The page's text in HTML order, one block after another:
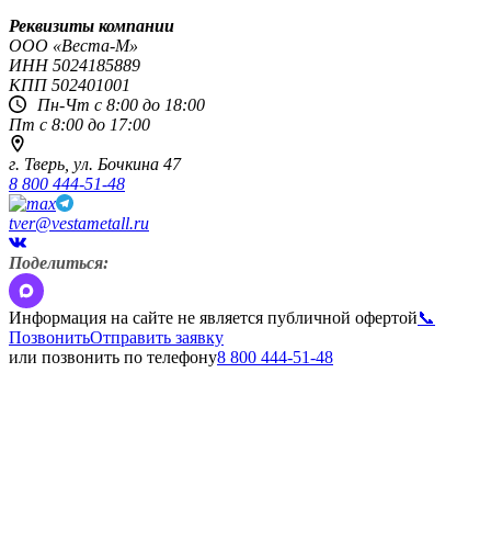
Реквизиты компании
OOO «Веста-М»
ИНН5024185889
КПП502401001
Пн-Чт с 8:00 до 18:00
Пт с 8:00 до 17:00
г. Тверь, ул. Бочкина 47
8 800 444-51-48
tver@vestametall.ru
Поделиться:
Информация на сайте не является публичной офертой📞
ПозвонитьОтправить заявку
или позвонить по телефону8 800 444-51-48